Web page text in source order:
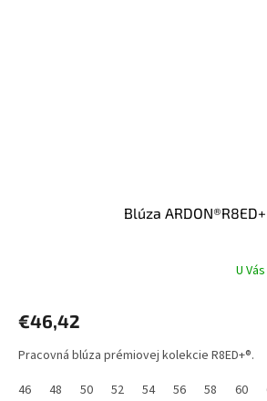
Blúza
U
€46,42
Pracovná blúza prémiovej kolekcie R8ED+®.
46
48 50 52 54 56 58 60